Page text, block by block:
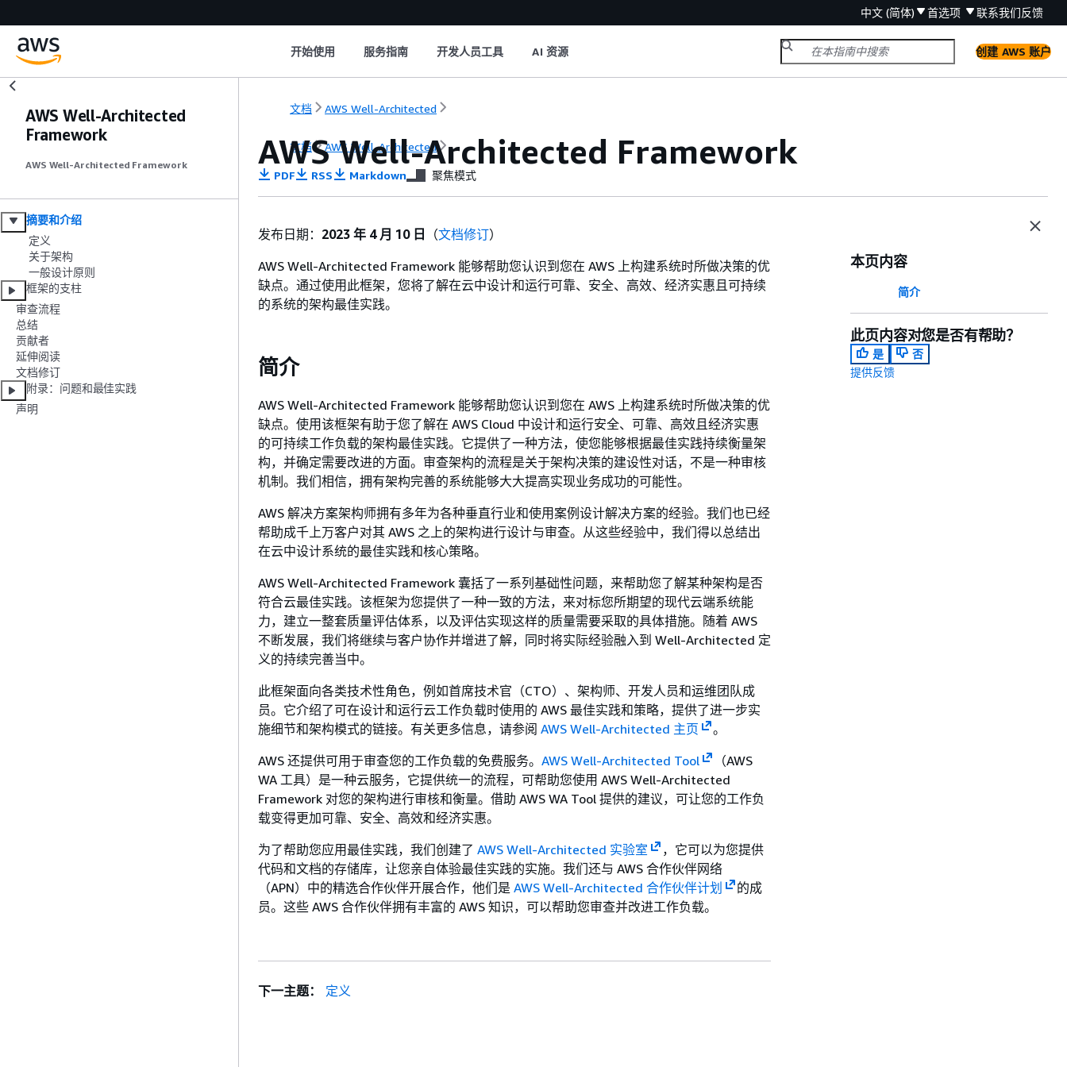
中文 (简体) 首选项 联系我们反馈
开始使用 服务指南 开发人员工具 AI 资源 创建 AWS 账户
AWS Well-Architected
Framework
AWS Well-Architected Framework
摘要和介绍
定义
关于架构
一般设计原则
框架的支柱
审查流程
总结
贡献者
延伸阅读
文档修订
附录：问题和最佳实践
声明
文档 AWS Well-Architected
文档 AWS Well-Architected
AWS Well-Architected Framework
PDF RSS Markdown 聚焦模式
发布日期： 2023 年 4 月 10 日 （文档修订）
AWS Well-Architected Framework 能够帮助您认识到您在 AWS 上构建系统时所做决策的优
缺点。通过使用此框架，您将了解在云中设计和运行可靠、安全、高效、经济实惠且可持续
的系统的架构最佳实践。
简介
AWS Well-Architected Framework 能够帮助您认识到您在 AWS 上构建系统时所做决策的优
缺点。使用该框架有助于您了解在 AWS Cloud 中设计和运行安全、可靠、高效且经济实惠
的可持续工作负载的架构最佳实践。它提供了一种方法，使您能够根据最佳实践持续衡量架
构，并确定需要改进的方面。审查架构的流程是关于架构决策的建设性对话，不是一种审核
机制。我们相信，拥有架构完善的系统能够大大提高实现业务成功的可能性。
AWS 解决方案架构师拥有多年为各种垂直行业和使用案例设计解决方案的经验。我们也已经
帮助成千上万客户对其 AWS 之上的架构进行设计与审查。从这些经验中，我们得以总结出
在云中设计系统的最佳实践和核心策略。
AWS Well-Architected Framework 囊括了一系列基础性问题，来帮助您了解某种架构是否
符合云最佳实践。该框架为您提供了一种一致的方法，来对标您所期望的现代云端系统能
力，建立一整套质量评估体系，以及评估实现这样的质量需要采取的具体措施。随着 AWS
不断发展，我们将继续与客户协作并增进了解，同时将实际经验融入到 Well-Architected 定
义的持续完善当中。
此框架面向各类技术性角色，例如首席技术官（CTO）、架构师、开发人员和运维团队成
员。它介绍了可在设计和运行云工作负载时使用的 AWS 最佳实践和策略，提供了进一步实
施细节和架构模式的链接。有关更多信息，请参阅 AWS Well-Architected 主页
。
AWS 还提供可用于审查您的工作负载的免费服务。 AWS Well-Architected Tool
（AWS
WA 工具）是一种云服务，它提供统一的流程，可帮助您使用 AWS Well-Architected
Framework 对您的架构进行审核和衡量。借助 AWS WA Tool 提供的建议，可让您的工作负
载变得更加可靠、安全、高效和经济实惠。
为了帮助您应用最佳实践，我们创建了 AWS Well-Architected 实验室
，它可以为您提供
代码和文档的存储库，让您亲自体验最佳实践的实施。我们还与 AWS 合作伙伴网络
（APN）中的精选合作伙伴开展合作，他们是 AWS Well-Architected 合作伙伴计划
的成
员。这些 AWS 合作伙伴拥有丰富的 AWS 知识，可以帮助您审查并改进工作负载。
本页内容
简介
此页内容对您是否有帮助？
是
否
提供反馈
下一主题： 定义